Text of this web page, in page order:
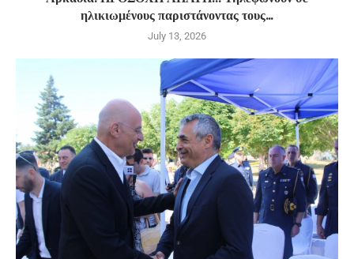
ηλικιωμένους παριστάνοντας τους...
July 13, 2026